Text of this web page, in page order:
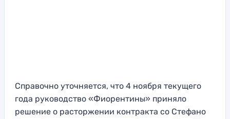
Справочно уточняется, что 4 ноября текущего
года руководство «Фиорентины» приняло
решение о расторжении контракта со Стефано